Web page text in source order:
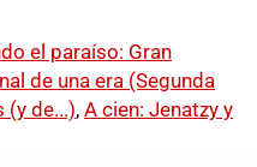
el paraíso: Gran
de una era (Segunda
(y de...), A cien: Jenatzy y